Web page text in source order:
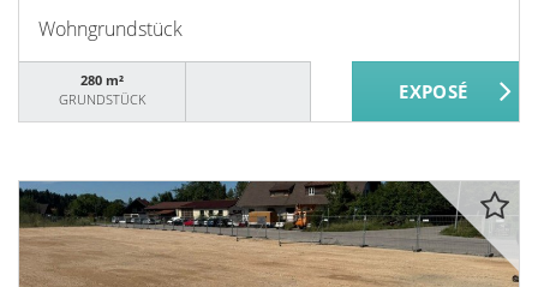
Wohngrundstück
280 m²
GRUNDSTÜCK